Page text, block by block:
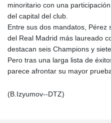
minoritario con una
del capital del club.
Entre sus dos mandatos,
del Real Madrid más laureado
destacan seis Champions y
Pero tras una larga lista de
parece afrontar su mayor
(B.Izyumov--DTZ)